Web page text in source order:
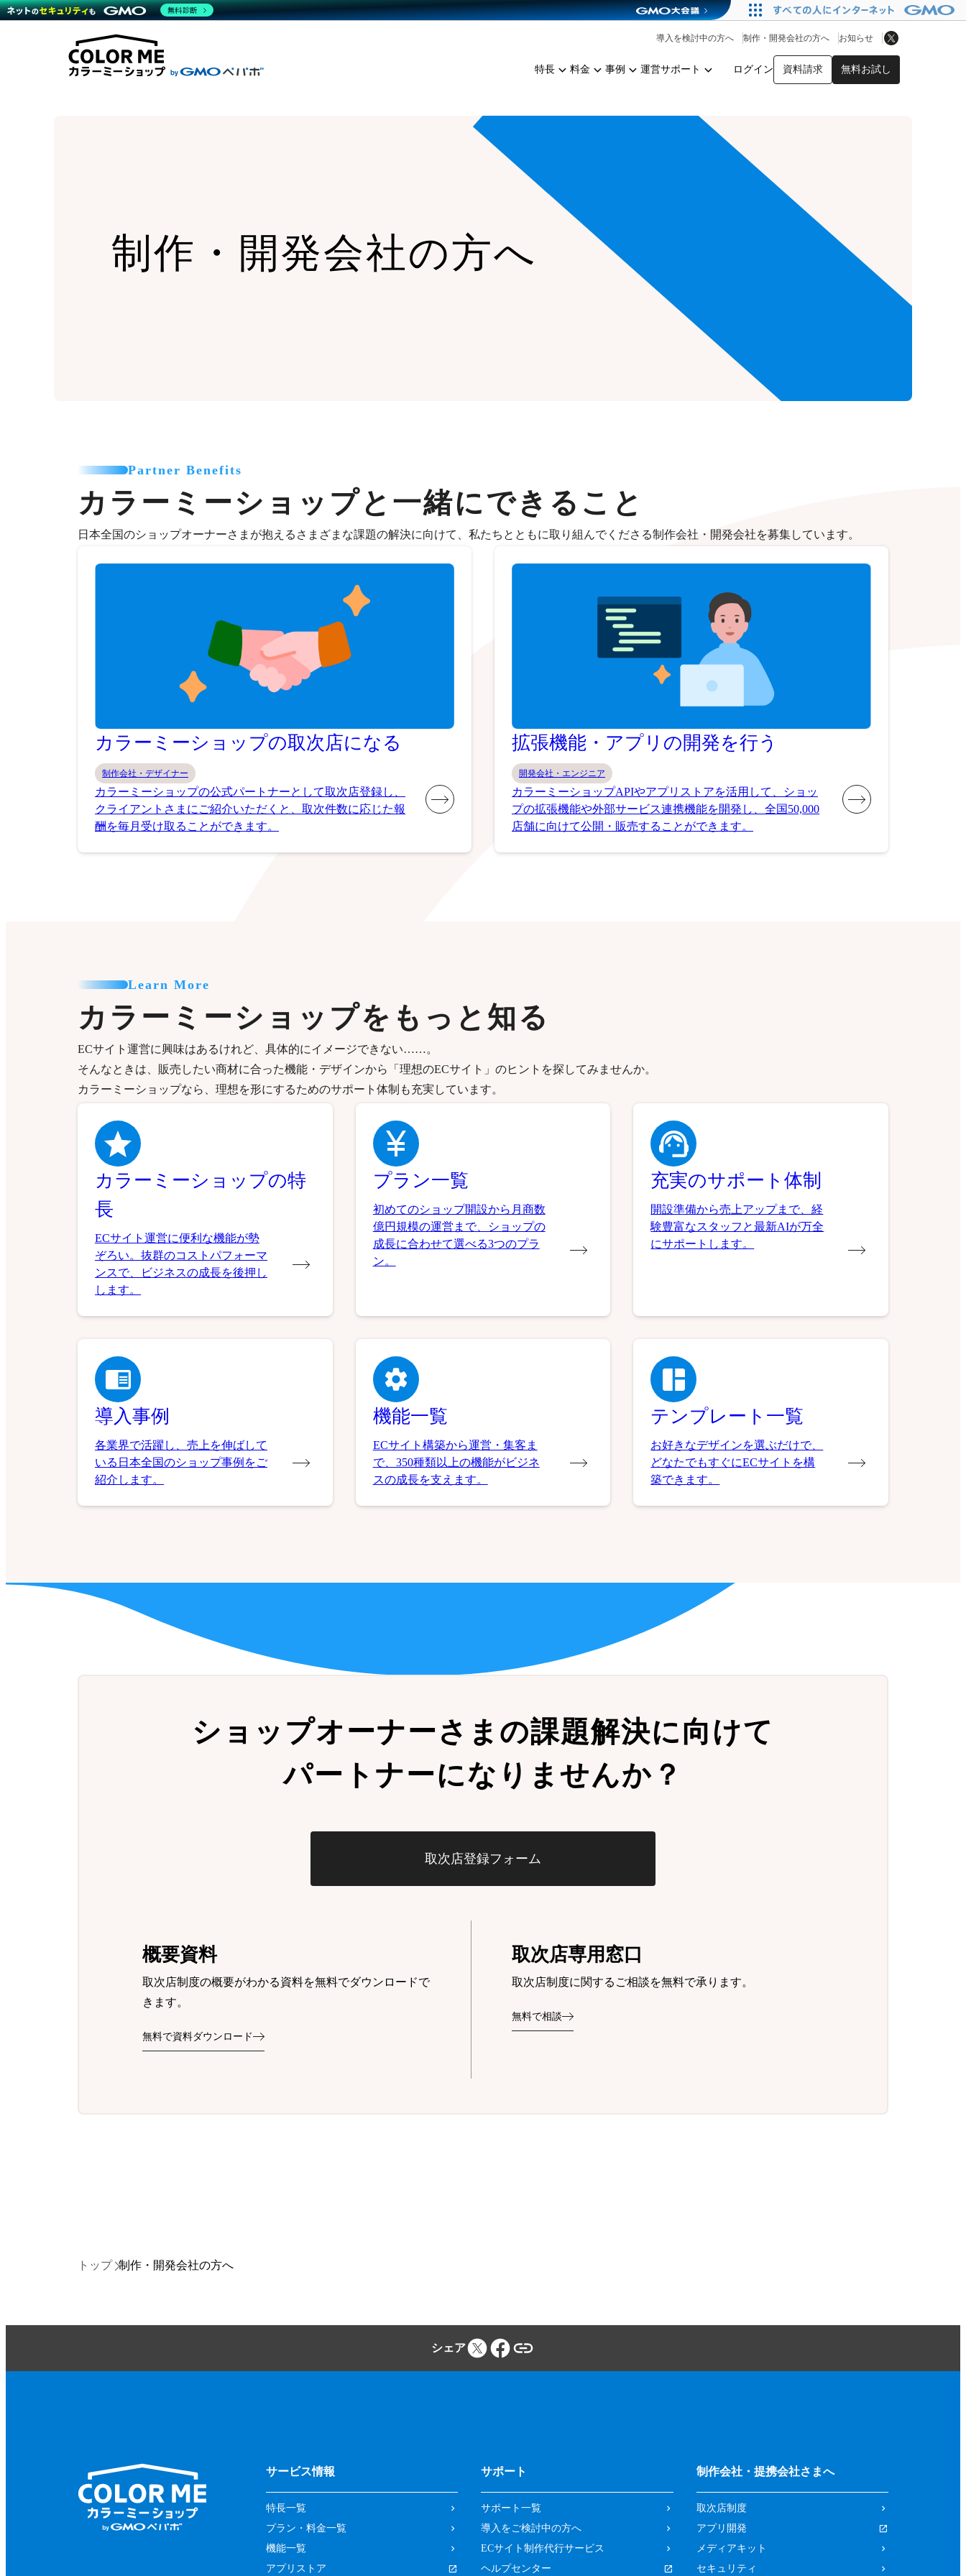
特長 料金 事例 運営サポート ログイン 資料請求 無料お試し
導入を検討中の方へ 制作・開発会社の方へ お知らせ
商材一覧を見る
機能一覧を見る
WordPress導入
複数店舗との連携
雑貨販売 アプリストア
料金
プラン・料金一覧を見る
料金シミュレーション
事例
運営サポート
サポート一覧を見る
コミュニティイベントCarty
制作・開発会社の方へ
Partner Benefits
カラーミーショップと一緒にできること
日本全国のショップオーナーさまが抱えるさまざまな課題の解決に向けて、私たちとともに取り組んでくださる制作会社・開発会社を募集しています。
カラーミーショップの取次店になる
制作会社・デザイナー
カラーミーショップの公式パートナーとして取次店登録し、
クライアントさまにご紹介いただくと、取次件数に応じた報
酬を毎月受け取ることができます。
拡張機能・アプリの開発を行う
開発会社・エンジニア
カラーミーショップAPIやアプリストアを活用して、ショッ
プの拡張機能や外部サービス連携機能を開発し、全国50,000
店舗に向けて公開・販売することができます。
Learn More
カラーミーショップをもっと知る
ECサイト運営に興味はあるけれど、具体的にイメージできない……。
そんなときは、販売したい商材に合った機能・デザインから「理想のECサイト」のヒントを探してみませんか。
カラーミーショップなら、理想を形にするためのサポート体制も充実しています。
カラーミーショップの特
長
ECサイト運営に便利な機能が勢
ぞろい。抜群のコストパフォーマ
ンスで、ビジネスの成長を後押し
します。
プラン一覧
初めてのショップ開設から月商数
億円規模の運営まで、ショップの
成長に合わせて選べる3つのプラ
ン。
充実のサポート体制
開設準備から売上アップまで、経
験豊富なスタッフと最新AIが万全
にサポートします。
導入事例
各業界で活躍し、売上を伸ばして
いる日本全国のショップ事例をご
紹介します。
機能一覧
ECサイト構築から運営・集客ま
で、350種類以上の機能がビジネ
スの成長を支えます。
テンプレート一覧
お好きなデザインを選ぶだけで、
どなたでもすぐにECサイトを構
築できます。
ショップオーナーさまの課題解決に向けて
パートナーになりませんか？
取次店登録フォーム
概要資料
取次店制度の概要がわかる資料を無料でダウンロードで
きます。
無料で資料ダウンロード
取次店専用窓口
取次店制度に関するご相談を無料で承ります。
無料で相談
トップ 制作・開発会社の方へ
シェア
サービス情報
特長一覧
プラン・料金一覧
機能一覧
アプリストア
サポート
サポート一覧
導入をご検討中の方へ
ECサイト制作代行サービス
ヘルプセンター
制作会社・提携会社さまへ
取次店制度
アプリ開発
メディアキット
セキュリティ
無料診断